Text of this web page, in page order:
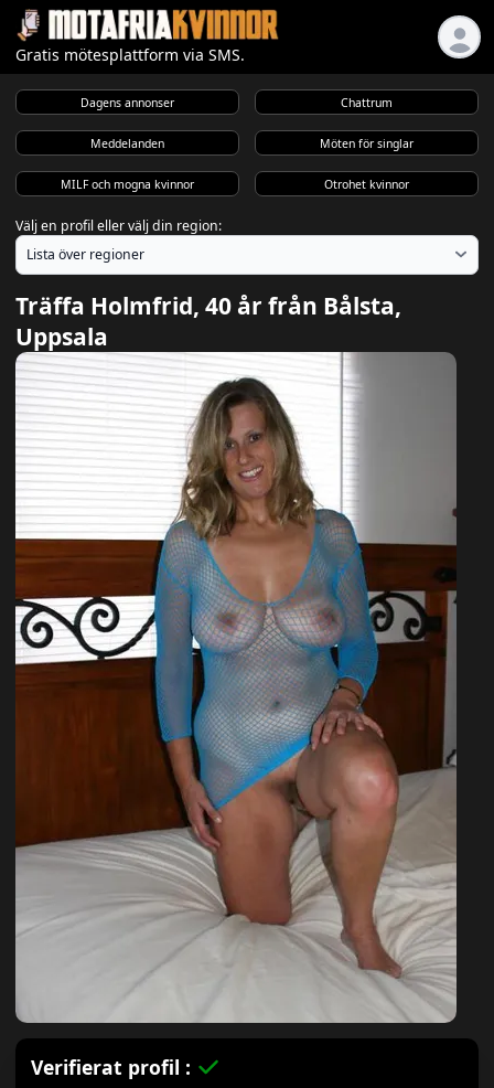
Gratis mötesplattform via SMS.
Dagens annonser Chattrum
Meddelanden Möten för singlar
MILF och mogna kvinnor Otrohet kvinnor
Välj en profil eller välj din region:
Träffa Holmfrid, 40 år från Bålsta,
Uppsala
Verifierat profil :